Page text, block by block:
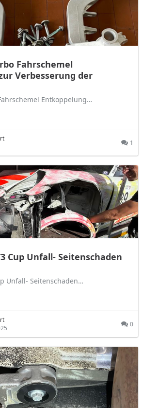
Fahrschemel
Verbesserung der
Entkoppelung…
1
Cup Unfall- Seitenschaden
Unfall- Seitenschaden…
0